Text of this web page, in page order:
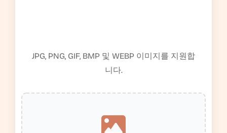
JPG, PNG, GIF, BMP 및 WEBP 이미지를 지원합
니다.